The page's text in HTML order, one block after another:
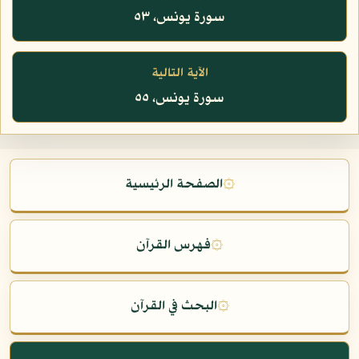
سورة يونس، ٥٣
الآية التالية
سورة يونس، ٥٥
۞الصفحة الرئيسية
۞فهرس القرآن
۞البحث في القرآن